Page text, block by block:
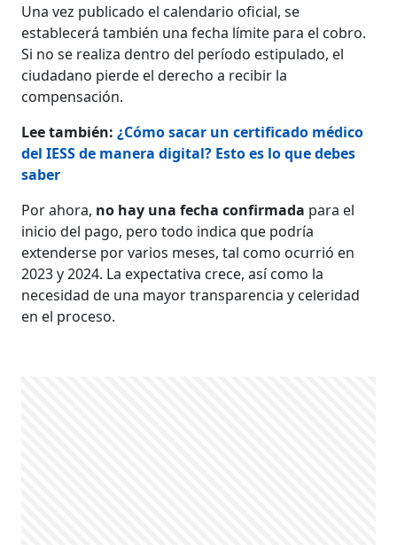
Una vez publicado el calendario oficial, se
establecerá también una fecha límite para el cobro.
Si no se realiza dentro del período estipulado, el
ciudadano pierde el derecho a recibir la
compensación.
Lee también:¿Cómo sacar un certificado médico
del IESS de manera digital? Esto es lo que debes
saber
Por ahora, no hay una fecha confirmada para el
inicio del pago, pero todo indica que podría
extenderse por varios meses, tal como ocurrió en
2023 y 2024. La expectativa crece, así como la
necesidad de una mayor transparencia y celeridad
en el proceso.